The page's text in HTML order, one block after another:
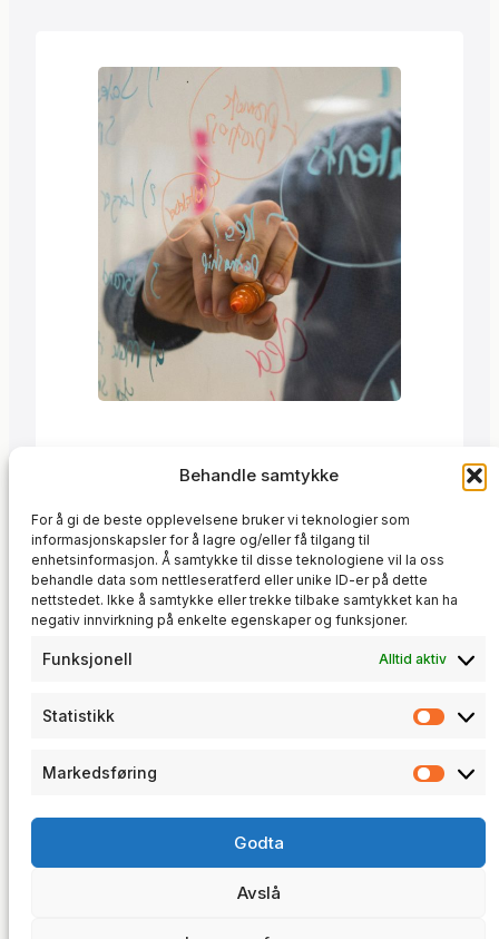
Behandle samtykke
For å gi de beste opplevelsene bruker vi teknologier som
informasjonskapsler for å lagre og/eller få tilgang til
enhetsinformasjon. Å samtykke til disse teknologiene vil la oss
behandle data som nettleseratferd eller unike ID-er på dette
nettstedet. Ikke å samtykke eller trekke tilbake samtykket kan ha
negativ innvirkning på enkelte egenskaper og funksjoner.
Funksjonell Alltid aktiv
Statistikk
Markedsføring
Godta
Avslå
produksjonen. Jeg brukte også tid på
opplæring av nøkkelpersonell, slik at de
kan bruke systemene…
September var preget av optimalisering
av produksjonsprosesser,
standardisering av graveringsmetoder
og feilretting i eksisterende systemer.
Et viktig problem jeg løste var
plasseringen av festeanordninger i
industrielle produkter. Jeg justerte og
er konsistente og nøyaktige uavhengig
Jeg tok også et dypdykk…
Innovasjon, Produksjon, Teknologi
trosunit AS · NO 930 190 268 MVA